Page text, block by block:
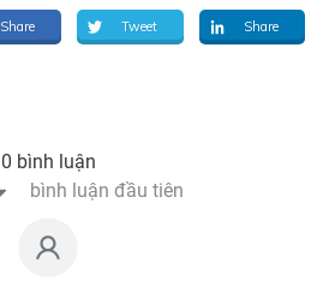
Share Tweet Share
0 bình luận
bình luận đầu tiên